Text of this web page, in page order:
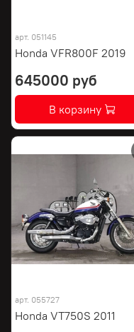
арт. 051145
Honda VFR800F 2019
645000 руб
В корзину
арт. 055727
Honda VT750S 2011